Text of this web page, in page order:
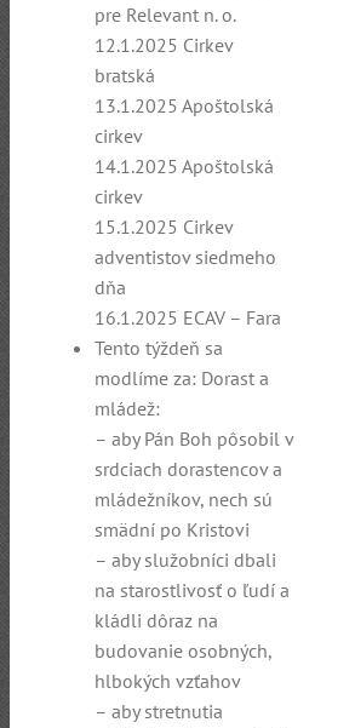
pre Relevant n. o.
12.1.2025 Cirkev
bratská
13.1.2025 Apoštolská
cirkev
14.1.2025 Apoštolská
cirkev
15.1.2025 Cirkev
adventistov siedmeho
dňa
16.1.2025 ECAV – Fara
Tento týždeň sa
modlíme za: Dorast a
mládež:
– aby Pán Boh pôsobil v
srdciach dorastencov a
mládežníkov, nech sú
smädní po Kristovi
– aby služobníci dbali
na starostlivosť o ľudí a
kládli dôraz na
budovanie osobných,
hlbokých vzťahov
– aby stretnutia